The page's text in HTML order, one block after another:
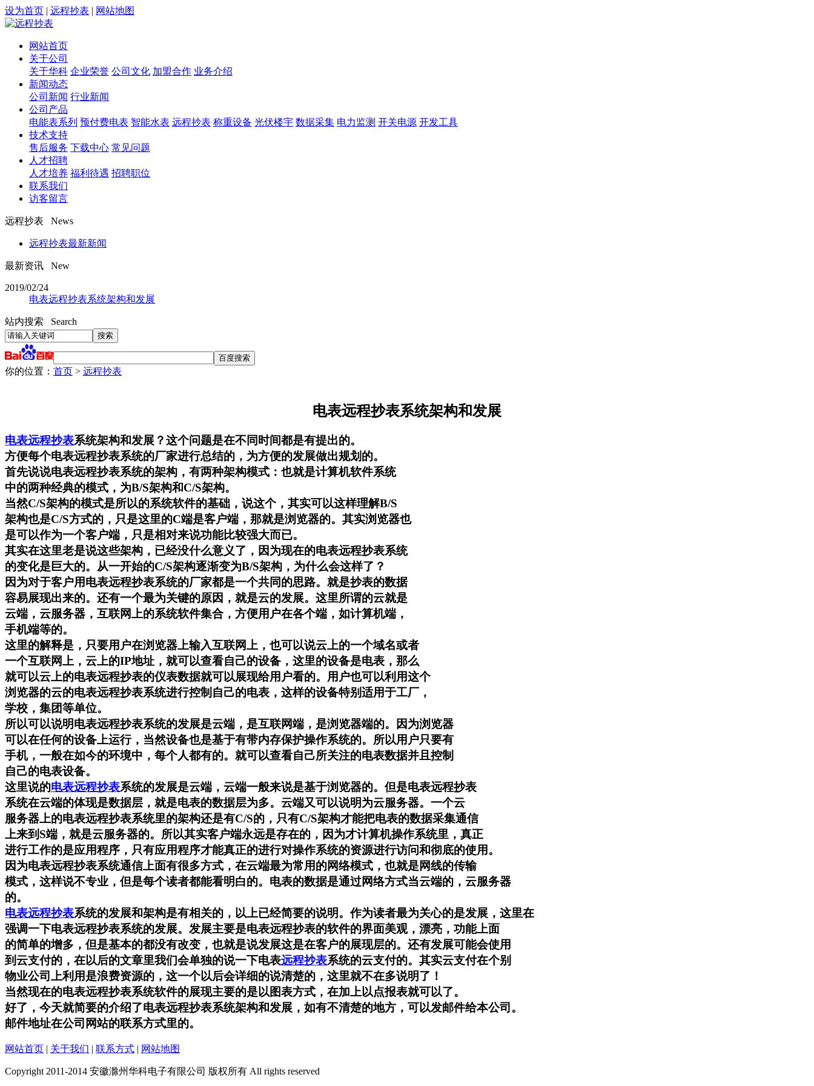
设为首页 | 远程抄表 | 网站地图
网站首页
关于公司
关于华科 企业荣誉 公司文化 加盟合作 业务介绍
新闻动态
公司新闻 行业新闻
公司产品
电能表系列 预付费电表 智能水表 远程抄表 称重设备 光伏楼宇 数据采集 电力监测 开关电源 开发工具
技术支持
售后服务 下载中心 常见问题
人才招聘
人才培养 福利待遇 招聘职位
联系我们
访客留言
远程抄表 News
远程抄表最新新闻
最新资讯 New
2019/02/24
电表远程抄表系统架构和发展
站内搜索 Search
你的位置： 首页 > 远程抄表
电表远程抄表系统架构和发展
电表远程抄表系统架构和发展？这个问题是在不同时间都是有提出的。
方便每个电表远程抄表系统的厂家进行总结的，为方便的发展做出规划的。
首先说说电表远程抄表系统的架构，有两种架构模式：也就是计算机软件系统
中的两种经典的模式，为B/S架构和C/S架构。
当然C/S架构的模式是所以的系统软件的基础，说这个，其实可以这样理解B/S
架构也是C/S方式的，只是这里的C端是客户端，那就是浏览器的。其实浏览器也
是可以作为一个客户端，只是相对来说功能比较强大而已。
其实在这里老是说这些架构，已经没什么意义了，因为现在的电表远程抄表系统
的变化是巨大的。从一开始的C/S架构逐渐变为B/S架构，为什么会这样了？
因为对于客户用电表远程抄表系统的厂家都是一个共同的思路。就是抄表的数据
容易展现出来的。还有一个最为关键的原因，就是云的发展。这里所谓的云就是
云端，云服务器，互联网上的系统软件集合，方便用户在各个端，如计算机端，
手机端等的。
这里的解释是，只要用户在浏览器上输入互联网上，也可以说云上的一个域名或者
一个互联网上，云上的IP地址，就可以查看自己的设备，这里的设备是电表，那么
就可以云上的电表远程抄表的仪表数据就可以展现给用户看的。用户也可以利用这个
浏览器的云的电表远程抄表系统进行控制自己的电表，这样的设备特别适用于工厂，
学校，集团等单位。
所以可以说明电表远程抄表系统的发展是云端，是互联网端，是浏览器端的。因为浏览器
可以在任何的设备上运行，当然设备也是基于有带内存保护操作系统的。所以用户只要有
手机，一般在如今的环境中，每个人都有的。就可以查看自己所关注的电表数据并且控制
自己的电表设备。
这里说的电表远程抄表系统的发展是云端，云端一般来说是基于浏览器的。但是电表远程抄表
系统在云端的体现是数据层，就是电表的数据层为多。云端又可以说明为云服务器。一个云
服务器上的电表远程抄表系统里的架构还是有C/S的，只有C/S架构才能把电表的数据采集通信
上来到S端，就是云服务器的。所以其实客户端永远是存在的，因为才计算机操作系统里，真正
进行工作的是应用程序，只有应用程序才能真正的进行对操作系统的资源进行访问和彻底的使用。
因为电表远程抄表系统通信上面有很多方式，在云端最为常用的网络模式，也就是网线的传输
模式，这样说不专业，但是每个读者都能看明白的。电表的数据是通过网络方式当云端的，云服务器
的。
电表远程抄表系统的发展和架构是有相关的，以上已经简要的说明。作为读者最为关心的是发展，这里在
强调一下电表远程抄表系统的发展。发展主要是电表远程抄表的软件的界面美观，漂亮，功能上面
的简单的增多，但是基本的都没有改变，也就是说发展这是在客户的展现层的。还有发展可能会使用
到云支付的，在以后的文章里我们会单独的说一下电表远程抄表系统的云支付的。其实云支付在个别
物业公司上利用是浪费资源的，这一个以后会详细的说清楚的，这里就不在多说明了！
当然现在的电表远程抄表系统软件的展现主要的是以图表方式，在加上以点报表就可以了。
好了，今天就简要的介绍了电表远程抄表系统架构和发展，如有不清楚的地方，可以发邮件给本公司。
邮件地址在公司网站的联系方式里的。
网站首页 | 关于我们 | 联系方式 | 网站地图
Copyright 2011-2014 安徽滁州华科电子有限公司 版权所有 All rights reserved